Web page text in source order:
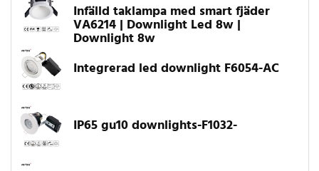
Infälld taklampa med smart fjäder
VA6214 | Downlight Led 8w |
Downlight 8w
Integrerad led downlight F6054-AC
IP65 gu10 downlights-F1032-